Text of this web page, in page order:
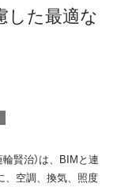
した最適な
賢治）は、BIMと連
、空調、換気、照度